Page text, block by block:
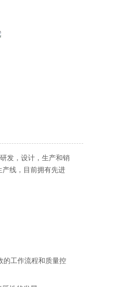
发，设计，生产和销
产线，目前拥有先进
工作流程和质量控